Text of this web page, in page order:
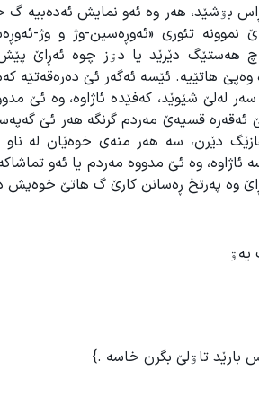
بۊشێد، هەر وە ئەو نمایش ئەدەبیە گ
نموونە تئوری «ئەوڕەسین-وژ و وژ-
چ هەستێگ دێرێد یا دۊز چوە ئەڕاێ
هاتێیە. ئێسە ئەگەر ئێ دەرەقەتێە
لەلێ شێوێد، کەفێدە ئاژاوە، وە ئێ
ئەقەرە قسیەێ مەردم گرنگە هەر ئێ
دێرن، سە هەر منەی خوەێان لە
وە ئێ مدووە مەردم یا ئەو
وە پەرتخ ڕەسانن کارێ گ هاتێ خوەیش
یەۊ
بارێد تاۊلێ بگرن خاسه .}